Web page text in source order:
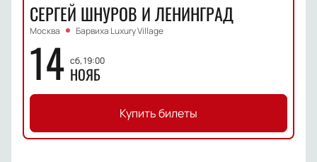
СЕРГЕЙ ШНУРОВ И ЛЕНИНГРАД
Москва Барвиха Luxury Village
14 сб, 19:00
НОЯБ
Купить билеты